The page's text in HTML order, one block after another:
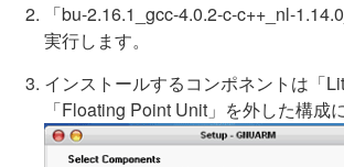
「bu-2.16.1_gcc-4.0.2-c-c++_nl-
実行します。
インストールするコンポネントは「
「Floating Point Unit」を外した構成